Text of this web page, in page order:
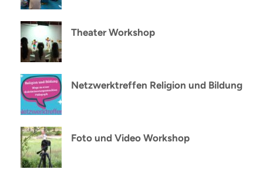
Theater Workshop
Netzwerktreffen Religion und Bildung
Foto und Video Workshop